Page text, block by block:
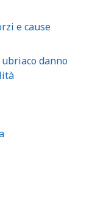
e cause
danno